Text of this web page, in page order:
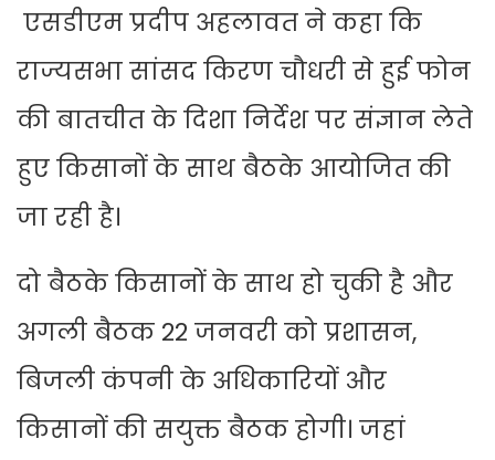
एसडीएम प्रदीप अहलावत ने कहा कि
राज्यसभा सांसद किरण चौधरी से हुई फोन
की बातचीत के दिशा निर्देश पर संज्ञान लेते
हुए किसानों के साथ बैठके आयोजित की
जा रही है।
दो बैठके किसानों के साथ हो चुकी है और
अगली बैठक 22 जनवरी को प्रशासन,
बिजली कंपनी के अधिकारियों और
किसानों की सयुक्त बैठक होगी। जहां